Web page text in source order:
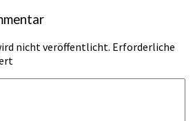
nicht veröffentlicht. Erforderliche